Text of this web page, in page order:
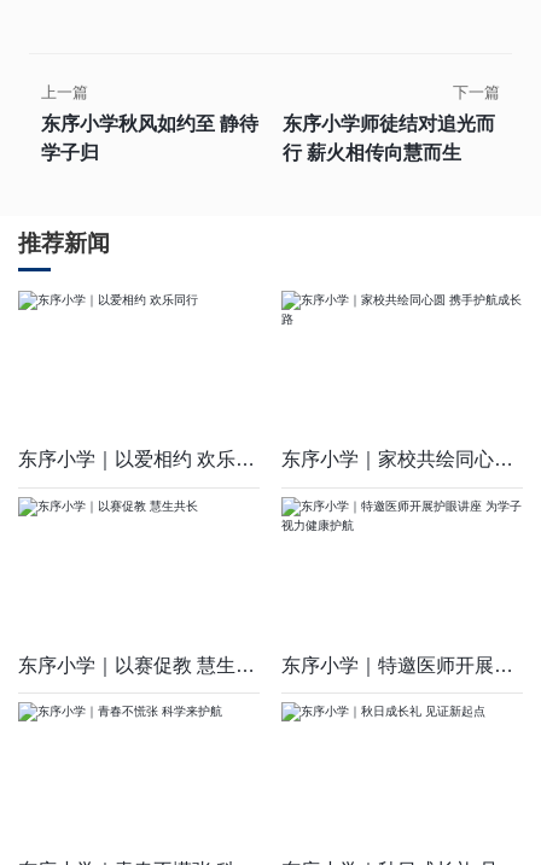
上一篇
东序小学秋风如约至 静待
学子归
下一篇
东序小学师徒结对追光而
行 薪火相传向慧而生
推荐新闻
东序小学｜以爱相约 欢乐同行 东序小学｜家校共绘同心圆 携手护航成长路
东序小学｜以赛促教 慧生共长 东序小学｜特邀医师开展护眼讲座 为学子视力健康护航